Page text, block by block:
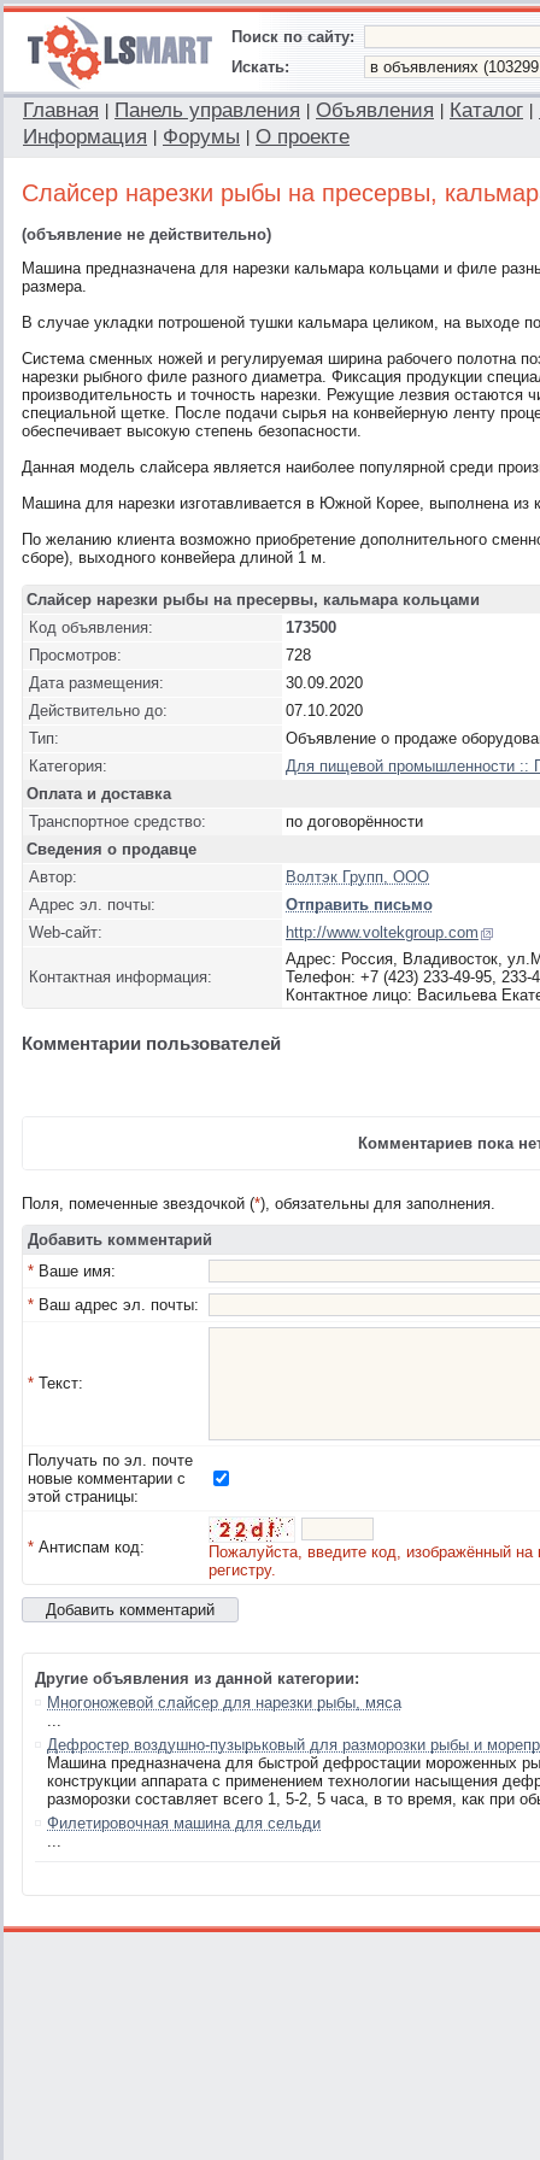
Поиск по сайту:
Искать:
Главная Панель управления Объявления Каталог
Информация
Форумы О проекте
Слайсер нарезки рыбы на пресервы,
(объявление не действительно)
Машина предназначена для нарезки кальмара кольцами и филе
размера.
В случае укладки потрошеной тушки кальмара целиком, на выходе
Система сменных ножей и регулируемая ширина рабочего полотна
нарезки рыбного филе разного диаметра. Фиксация продукции
производительность и точность нарезки. Режущие лезвия остаются
специальной щетке. После подачи сырья на конвейерную ленту
обеспечивает высокую степень безопасности.
Данная модель слайсера является наиболее популярной среди
Машина для нарезки изготавливается в Южной Корее, выполнена из
По желанию клиента возможно приобретение дополнительного
сборе), выходного конвейера длиной 1 м.
Слайсер нарезки рыбы на пресервы, кальмара кольцами
Код объявления:
173500
Просмотров:
728
Дата размещения:
30.09.2020
Действительно до:
07.10.2020
Тип:
Объявление о продаже
Категория:
Для пищевой промышленности ::
Оплата и доставка
Транспортное средство:
по договорённости
Сведения о продавце
Автор:
Волтэк Групп, ООО
Адрес эл. почты:
Отправить письмо
Web-сайт:
http://www.voltekgroup.com
Контактная информация:
Адрес: Россия, Владивосток,
Телефон: +7 (423) 233-49-95, 233-
Контактное лицо: Васильева
Комментарии пользователей
Комментариев пока
Поля, помеченные звездочкой (*), обязательны для заполнения.
Добавить комментарий
* Ваше имя:
* Ваш адрес эл. почты:
* Текст:
Получать по эл. почте
новые комментарии с
этой страницы:
* Антиспам код:
Пожалуйста, введите код, изображённый
регистру.
Другие объявления из данной категории:
Многоножевой слайсер для нарезки рыбы, мяса
...
Дефростер воздушно-пузырьковый для разморозки рыбы и
Машина предназначена для быстрой дефростации мороженных
конструкции аппарата с применением технологии насыщения
разморозки составляет всего 1, 5-2, 5 часа, в то время, как при
Филетировочная машина для сельди
...